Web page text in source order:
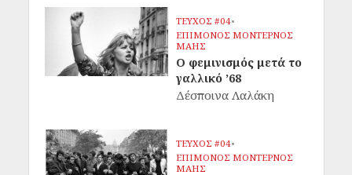
ΤΕΥΧΟΣ #04•
ΕΠΙΜΟΝΟΣ ΜΟΝΤΕΡΝΟΣ
ΜΑΗΣ
Ο φεμινισμός μετά το
γαλλικό ’68
Δέσποινα Λαλάκη
ΤΕΥΧΟΣ #04•
ΕΠΙΜΟΝΟΣ ΜΟΝΤΕΡΝΟΣ
ΜΑΗΣ